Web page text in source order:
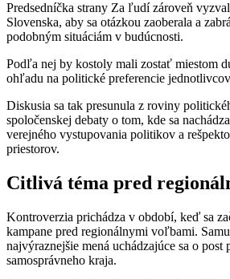
Predsedníčka strany Za ľudí zároveň
Slovenska, aby sa otázkou zaoberala a
podobným situáciám v budúcnosti.
Podľa nej by kostoly mali zostať miestom
ohľadu na politické preferencie
Diskusia sa tak presunula z roviny
spoločenskej debaty o tom, kde sa
verejného vystupovania politikov a
priestorov.
Citlivá téma pred
Kontroverzia prichádza v období, keď sa
kampane pred regionálnymi voľbami.
najvýraznejšie mená uchádzajúce sa o post
samosprávneho kraja.